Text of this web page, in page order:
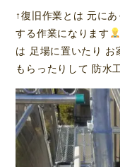
↑復旧作業とは 元に
する作業になります
は 足場に置いたり お
もらったりして 防水